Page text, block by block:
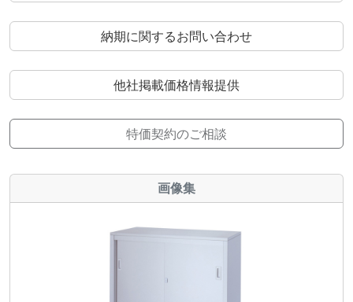
納期に関するお問い合わせ
他社掲載価格情報提供
特価契約のご相談
画像集